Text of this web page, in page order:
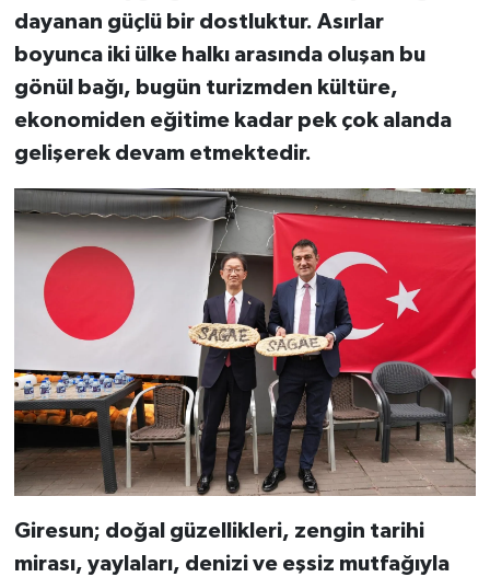
dayanan güçlü bir dostluktur. Asırlar
boyunca iki ülke halkı arasında oluşan bu
gönül bağı, bugün turizmden kültüre,
ekonomiden eğitime kadar pek çok alanda
gelişerek devam etmektedir.
Giresun; doğal güzellikleri, zengin tarihi
mirası, yaylaları, denizi ve eşsiz mutfağıyla